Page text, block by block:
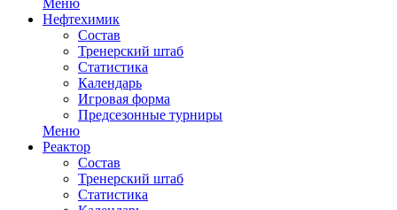
Меню
Нефтехимик
Состав
Тренерский штаб
Статистика
Календарь
Игровая форма
Предсезонные турниры
Меню
Реактор
Состав
Тренерский штаб
Статистика